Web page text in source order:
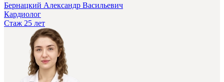
Бернацкий Александр Васильевич
Кардиолог
Стаж 25 лет